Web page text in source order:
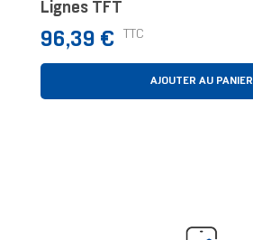
Lignes TFT
Prix
96,39 € TTC
AJOUTER AU PANIER